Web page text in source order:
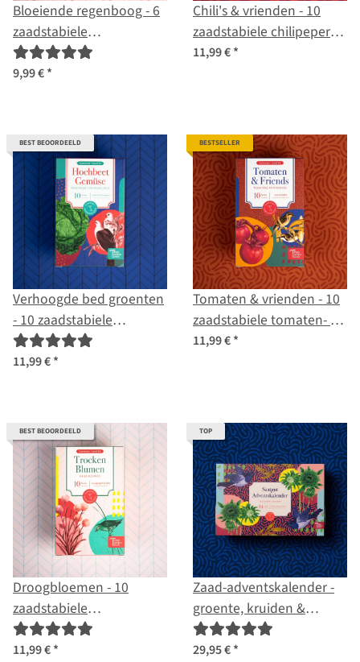
Bloeiende regenboog - 6
zaadstabiele
bloemenmixen -
spectaculair & kleurrijk -
9,99 €*
Chili's & vrienden - 10
zaadstabiele chilipepers
en kruidenvariëteiten -
11,99 €*
BEST BEOORDEELD
Verhoogde bed groenten
- 10 zaadstabiele
groenterassen -
gemakkelijk & hoge
11,99 €*
BESTSELLER
Tomaten & vrienden - 10
zaadstabiele tomaten- en
kruidenvariëteiten -
11,99 €*
BEST BEOORDEELD
Droogbloemen - 10
zaadstabiele
bloemvariëteiten -
eeuwig houdbaar & mooi
11,99 €*
TOP
Zaad-adventskalender -
groente, kruiden &
bloemen-zaden
29,95 €*